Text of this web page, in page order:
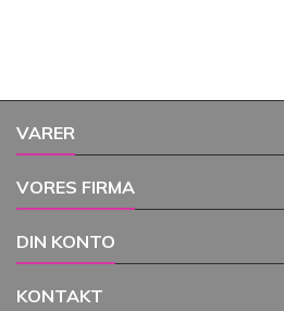
VARER
VORES FIRMA
DIN KONTO
KONTAKT